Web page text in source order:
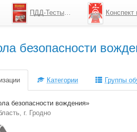
ПДД-Тесты 2026 Конспект по
безопасности
Категории Группы
безопасности вождения»
г. Гродно